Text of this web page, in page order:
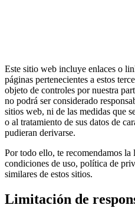
Este sitio web incluye enlaces o
páginas pertenecientes a estos
objeto de controles por nuestra
no podrá ser considerado
sitios web, ni de las medidas que
o al tratamiento de sus datos de
pudieran derivarse.
Por todo ello, te recomendamos la
condiciones de uso, política de
similares de estos sitios.
Limitación de